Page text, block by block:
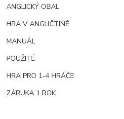
ANGLICKÝ OBAL
HRA V ANGLIČTINĚ
MANUÁL
POUŽITÉ
HRA PRO 1-4 HRÁČE
ZÁRUKA 1 ROK